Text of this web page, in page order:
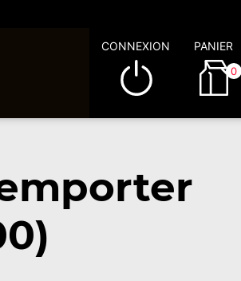
CONNEXION PANIER
0